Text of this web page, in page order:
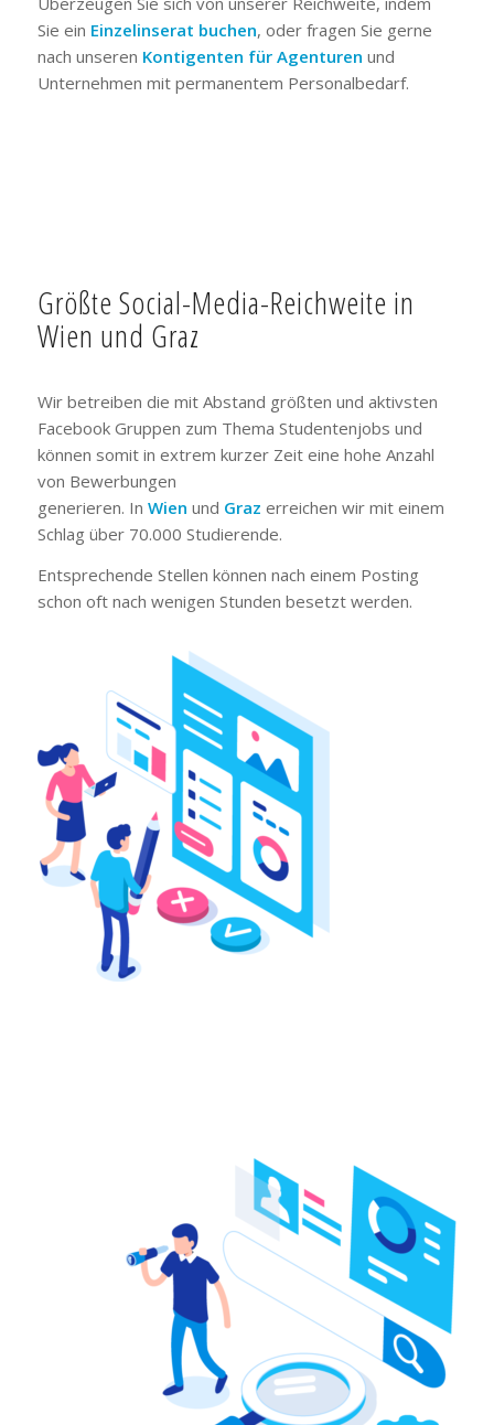
Sie ein Einzelinserat buchen, oder fragen Sie gerne
nach unseren Kontigenten für Agenturen und
Unternehmen mit permanentem Personalbedarf.
Größte Social-Media-Reichweite in
Wien und Graz
Wir betreiben die mit Abstand größten und aktivsten
Facebook Gruppen zum Thema Studentenjobs und
können somit in extrem kurzer Zeit eine hohe Anzahl
von Bewerbungen
generieren. In Wien und Graz erreichen wir mit einem
Schlag über 70.000 Studierende.
Entsprechende Stellen können nach einem Posting
schon oft nach wenigen Stunden besetzt werden.